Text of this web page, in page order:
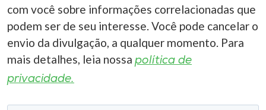
com você sobre informações correlacionadas que
podem ser de seu interesse. Você pode cancelar o
envio da divulgação, a qualquer momento. Para
mais detalhes, leia nossa política de
privacidade.